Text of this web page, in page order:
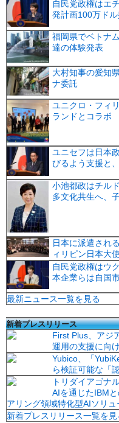
自民党政権はエ
発計画100万ド
福岡県でベトナ
達の体験発表
大村知事の愛知
ナ委託
ユニクロ・フィ
ランドとコラボ
ユニセフは日本
びるよう支援と
小池都政はチル
多文化共生へ、
日本に派遣され
ィリピン日本大
自民党政権はウ
本企業らは自国
最新ニュース一覧を見る
新着プレスリリース
First Plus、アジ
運用の支援に向
Yubico、「
ら検証可能な「
トリダイアゴナ
AIを通じたIBM
アリング領域特化型AIソリ
新着プレスリリース一覧を見